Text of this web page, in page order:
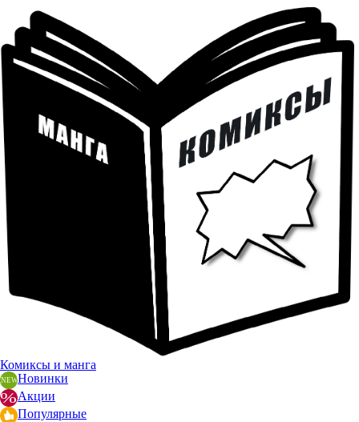
Комиксы и манга
Новинки
Акции
Популярные